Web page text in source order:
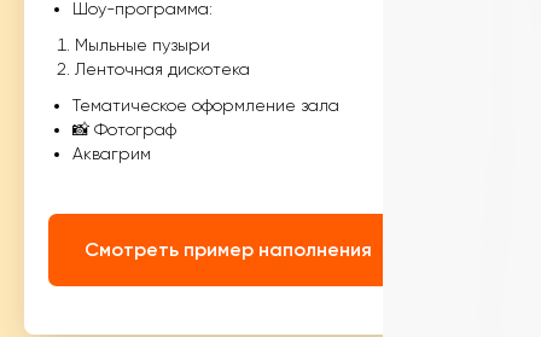
Шоу-программа:
Мыльные пузыри
Ленточная дискотека
Тематическое оформление зала
📸 Фотограф
Аквагрим
Смотреть пример наполнения